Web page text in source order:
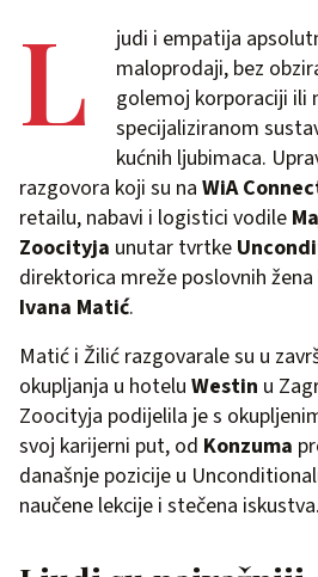
L
judi i empatija
maloprodaji, bez
golemoj korporaciji ili
specijaliziranom
kućnih ljubimaca.
razgovora koji su na WiA
retailu, nabavi i logistici vodile
Zoocityja unutar tvrtke
direktorica mreže poslovnih žena
Ivana Matić.
Matić i Žilić razgovarale su u
okupljanja u hotelu Westin u
Zoocityja podijelila je s
svoj karijerni put, od Konzuma
današnje pozicije u
naučene lekcije i stečena iskustva.